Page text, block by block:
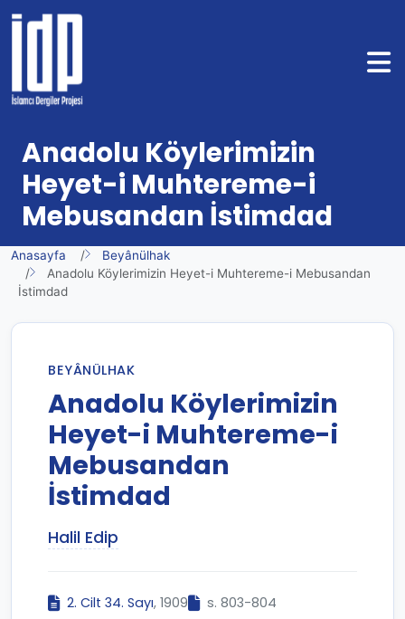
Anadolu Köylerimizin
Heyet-i Muhtereme-i
Mebusandan İstimdad
Anasayfa
Beyânülhak
Anadolu Köylerimizin Heyet-i Muhtereme-i Mebusandan
İstimdad
BEYÂNÜLHAK
Anadolu Köylerimizin
Heyet-i Muhtereme-i
Mebusandan
İstimdad
Halil Edip
2. Cilt 34. Sayı, 1909 s. 803-804